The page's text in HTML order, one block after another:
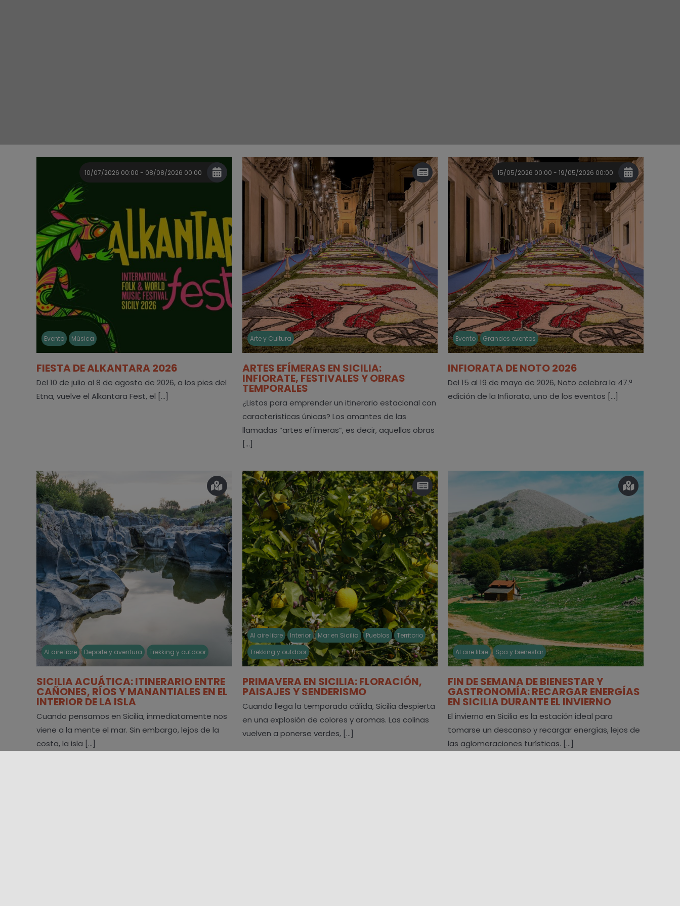
10/07/2026 00:00 - 08/08/2026 00:00
Evento Música
FIESTA DE ALKANTARA 2026
Del 10 de julio al 8 de agosto de 2026, a los pies del
Etna, vuelve el Alkantara Fest, el [...]
Arte y Cultura
ARTES EFÍMERAS EN SICILIA:
INFIORATE, FESTIVALES Y OBRAS
TEMPORALES
¿Listos para emprender un itinerario estacional con
características únicas? Los amantes de las
llamadas “artes efímeras”, es decir, aquellas obras
[...]
15/05/2026 00:00 - 19/05/2026 00:00
Evento Grandes eventos
INFIORATA DE NOTO 2026
Del 15 al 19 de mayo de 2026, Noto celebra la 47.ª
edición de la Infiorata, uno de los eventos [...]
Al aire libre Deporte y aventura Trekking y outdoor
SICILIA ACUÁTICA: ITINERARIO ENTRE
CAÑONES, RÍOS Y MANANTIALES EN EL
INTERIOR DE LA ISLA
Cuando pensamos en Sicilia, inmediatamente nos
viene a la mente el mar. Sin embargo, lejos de la
costa, la isla [...]
Al aire libre Interior Mar en Sicilia Pueblos
Territorio
Trekking y outdoor
PRIMAVERA EN SICILIA: FLORACIÓN,
PAISAJES Y SENDERISMO
Cuando llega la temporada cálida, Sicilia despierta
en una explosión de colores y aromas. Las colinas
vuelven a ponerse verdes, [...]
Al aire libre Spa y bienestar
FIN DE SEMANA DE BIENESTAR Y
GASTRONOMÍA: RECARGAR ENERGÍAS
EN SICILIA DURANTE EL INVIERNO
El invierno en Sicilia es la estación ideal para
tomarse un descanso y recargar energías, lejos de
las aglomeraciones turísticas. [...]